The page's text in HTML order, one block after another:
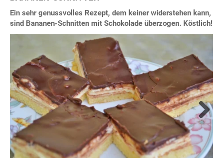
Ein sehr genussvolles Rezept, dem keiner widerstehen kann,
sind Bananen-Schnitten mit Schokolade überzogen. Köstlich!
Next